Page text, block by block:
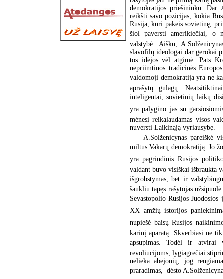
demokratijos priešininku. Dar
reikšti savo pozicijas, kokia
Rusija, kuri pakeis sovietinę,
šiol paversti amerikiečiai, o
valstybė. Aišku,
slavofilų ideologai dar gerokai
tos idėjos vėl atgimė. Pats
nepriimtinos tradicinės
valdomoji demokratija yra ne
aprašytų gulagų.
inteligentai, sovietinių laikų
yra palygino jas su
mėnesį reikalaudamas visos
nuversti Laikinąją vyriausybę.
A.Solženicynas pareiškė
miltus Vakarų demokratiją. Jo
yra pagrindinis Rusijos
valdant buvo visiškai išbraukta
išgrobstymas, bet ir
šaukliu tapęs rašytojas
Sevastopolio Rusijos
XX amžių istorijos
nupiešė baisų Rusijos
karinį aparatą. Skverbiasi ne
apsupimas. Todėl ir atvirai
revoliucijoms, lygiagrečiai
nelieka abejonių, jog
praradimas,  dėsto